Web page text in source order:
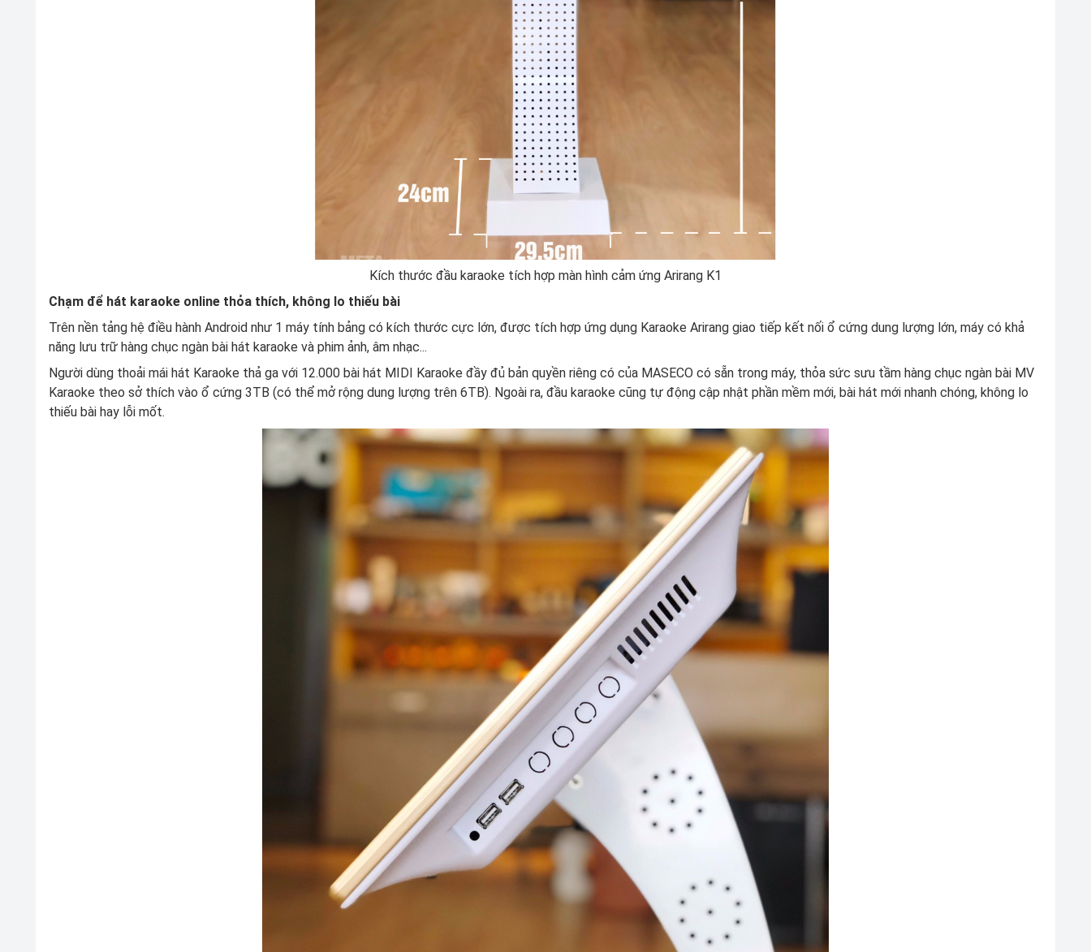
Kích thước đầu karaoke tích hợp màn hình cảm ứng Arirang K1
Chạm để hát karaoke online thỏa thích, không lo thiếu bài
Trên nền tảng hệ điều hành Android như 1 máy tính bảng có kích thước cực lớn, được tích hợp ứng dụng Karaoke Arirang giao tiếp kết nối ổ cứng dung lượng lớn, máy có khả
năng lưu trữ hàng chục ngàn bài hát karaoke và phim ảnh, âm nhạc...
Người dùng thoải mái hát Karaoke thả ga với 12.000 bài hát MIDI Karaoke đầy đủ bản quyền riêng có của MASECO có sẵn trong máy, thỏa sức sưu tầm hàng chục ngàn bài MV
Karaoke theo sở thích vào ổ cứng 3TB (có thể mở rộng dung lượng trên 6TB). Ngoài ra, đầu karaoke cũng tự động cập nhật phần mềm mới, bài hát mới nhanh chóng, không lo
thiếu bài hay lỗi mốt.